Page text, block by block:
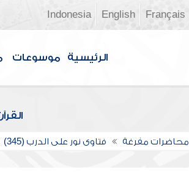
Français
English
Indonesia
الرئيسية موسوعات
محاضرات مفرغة فتاوى نور على الدرب (345)